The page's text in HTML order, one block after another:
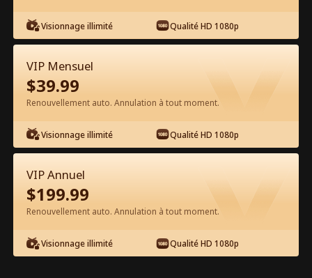
Épisode 28 - Le roi de la pègre se bat
pour sa femme Film complet
1-50 51-80 Tous les épisodes
Visionnage illimité Qualité HD 1080p
VIP Mensuel
$39.99
Renouvellement auto. Annulation à tout moment.
Visionnage illimité Qualité HD 1080p
VIP Annuel
$199.99
Renouvellement auto. Annulation à tout moment.
Visionnage illimité Qualité HD 1080p